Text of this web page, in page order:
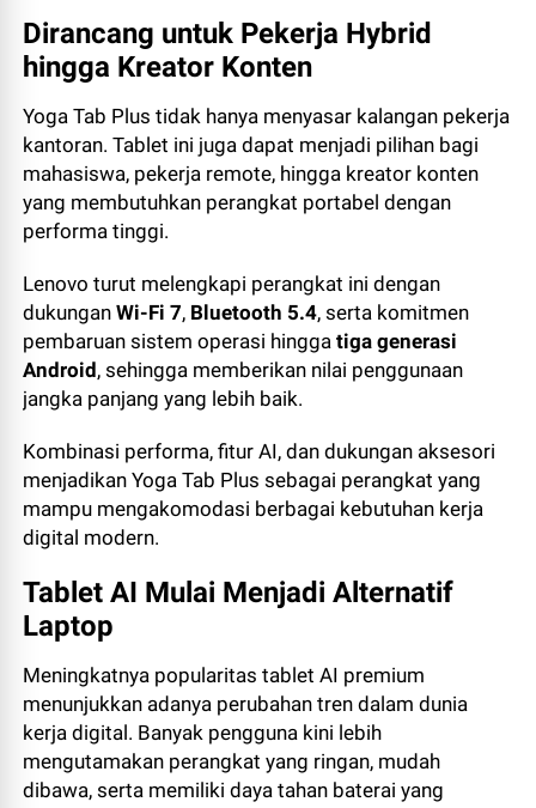
Dirancang untuk Pekerja Hybrid
hingga Kreator Konten
Yoga Tab Plus tidak hanya menyasar kalangan pekerja
kantoran. Tablet ini juga dapat menjadi pilihan bagi
mahasiswa, pekerja remote, hingga kreator konten
yang membutuhkan perangkat portabel dengan
performa tinggi.
Lenovo turut melengkapi perangkat ini dengan
dukunganWi-Fi 7, Bluetooth 5.4, serta komitmen
pembaruan sistem operasi hinggatiga generasi
Android, sehingga memberikan nilai penggunaan
jangka panjang yang lebih baik.
Kombinasi performa, fitur AI, dan dukungan aksesori
menjadikan Yoga Tab Plus sebagai perangkat yang
mampu mengakomodasi berbagai kebutuhan kerja
digital modern.
Tablet AI Mulai Menjadi Alternatif
Laptop
Meningkatnya popularitas tablet AI premium
menunjukkan adanya perubahan tren dalam dunia
kerja digital. Banyak pengguna kini lebih
mengutamakan perangkat yang ringan, mudah
dibawa, serta memiliki daya tahan baterai yang